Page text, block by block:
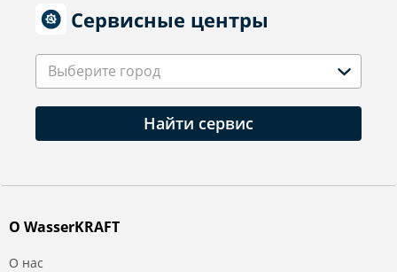
Сервисные центры
Выберите город
Найти сервис
О WasserKRAFT
О нас